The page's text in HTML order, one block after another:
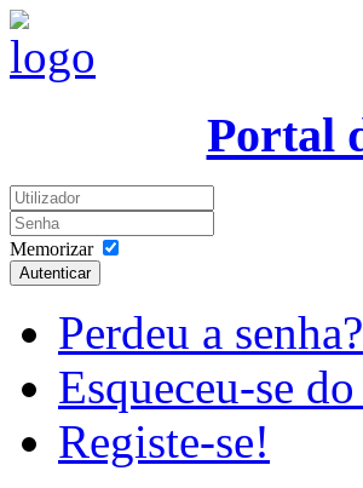
Portal
Memorizar
Autenticar
Perdeu a senha?
Esqueceu-se
Registe-se!